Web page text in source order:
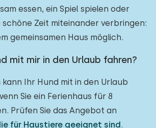
essen, ein Spiel spielen oder
Zeit miteinander verbringen:
gemeinsamen Haus möglich.
mit mir in den Urlaub fahren?
kann Ihr Hund mit in den Urlaub
Sie ein Ferienhaus für 8
Prüfen Sie das Angebot an
für Haustiere geeignet sind.